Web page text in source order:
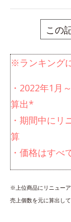
この
※ランキング
・2022年1月
算出*
・期間中にリ
算
・価格はすべ
※上位商品にリニュー
売上個数を元に算出して